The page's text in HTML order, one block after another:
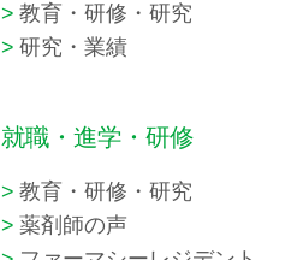
教育・研修・研究
研究・業績
就職・進学・研修
教育・研修・研究
薬剤師の声